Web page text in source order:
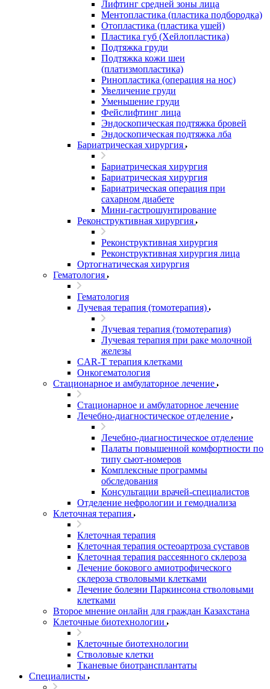
Лифтинг средней зоны лица
Ментопластика (пластика подбородка)
Отопластика (пластика ушей)
Пластика губ (Хейлопластика)
Подтяжка груди
Подтяжка кожи шеи
(платизмопластика)
Ринопластика (операция на нос)
Увеличение груди
Уменьшение груди
Фейслифтинг лица
Эндоскопическая подтяжка бровей
Эндоскопическая подтяжка лба
Бариатрическая хирургия
Бариатрическая хирургия
Бариатрическая хирургия
Бариатрическая операция при
сахарном диабете
Мини-гастрошунтирование
Реконструктивная хирургия
Реконструктивная хирургия
Реконструктивная хирургия лица
Ортогнатическая хирургия
Гематология
Гематология
Лучевая терапия (томотерапия)
Лучевая терапия (томотерапия)
Лучевая терапия при раке молочной
железы
CAR-T терапия клетками
Онкогематология
Стационарное и амбулаторное лечение
Стационарное и амбулаторное лечение
Лечебно-диагностическое отделение
Лечебно-диагностическое отделение
Палаты повышенной комфортности по
типу сьют-номеров
Комплексные программы
обследования
Консультации врачей-специалистов
Отделение нефрологии и гемодиализа
Клеточная терапия
Клеточная терапия
Клеточная терапия остеоартроза суставов
Клеточная терапия рассеянного склероза
Лечение бокового амиотрофического
склероза стволовыми клетками
Лечение болезни Паркинсона стволовыми
клетками
Второе мнение онлайн для граждан Казахстана
Клеточные биотехнологии
Клеточные биотехнологии
Стволовые клетки
Тканевые биотрансплантаты
Специалисты